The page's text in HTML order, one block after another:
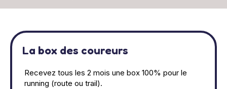
La box des coureurs
Recevez tous les 2 mois une box 100% pour le
running (route ou trail).